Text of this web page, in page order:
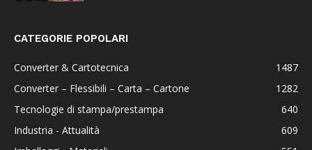
CATEGORIE POPOLARI
Converter & Cartotecnica
1487
Converter – Flessibili – Carta – Cartone
1282
Tecnologie di stampa/prestampa
640
Industria - Attualità
609